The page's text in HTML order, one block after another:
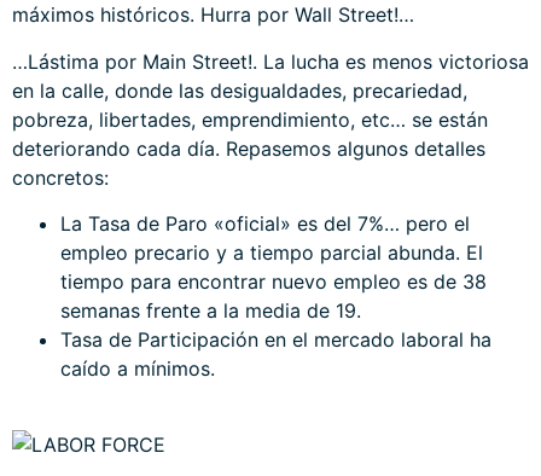
máximos históricos. Hurra por Wall Street!…
…Lástima por Main Street!. La lucha es menos victoriosa
en la calle, donde las desigualdades, precariedad,
pobreza, libertades, emprendimiento, etc… se están
deteriorando cada día. Repasemos algunos detalles
concretos:
La Tasa de Paro «oficial» es del 7%… pero el
empleo precario y a tiempo parcial abunda. El
tiempo para encontrar nuevo empleo es de 38
semanas frente a la media de 19.
Tasa de Participación en el mercado laboral ha
caído a mínimos.